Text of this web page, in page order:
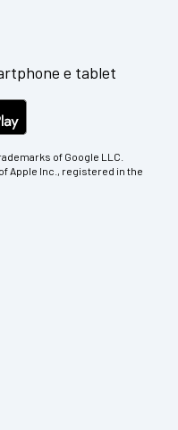
e tablet
of Google LLC.
Apple Inc., registered in the